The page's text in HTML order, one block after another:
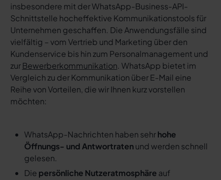
insbesondere mit der WhatsApp-Business-API-
Schnittstelle hocheffektive Kommunikationstools für
Unternehmen geschaffen. Die Anwendungsfälle sind
vielfältig – vom Vertrieb und Marketing über den
Kundenservice bis hin zum Personalmanagement und
zurBewerberkommunikation. WhatsApp bietet im
Vergleich zu der Kommunikation über E-Mail eine
Reihe von Vorteilen, die wir Ihnen kurz vorstellen
möchten:
WhatsApp-Nachrichten haben sehrhohe
Öffnungs- und Antwortratenund werden schnell
gelesen.
Die persönliche Nutzeratmosphäre auf